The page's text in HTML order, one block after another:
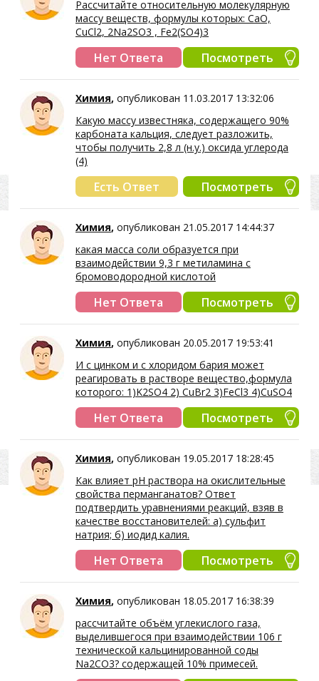
Рассчитайте относительную молекулярную
массу веществ, формулы которых: CaO,
CuCl2, 2Na2SO3 , Fe2(SO4)3
Нет Ответа Посмотреть
Химия, опубликован 11.03.2017 13:32:06
Какую массу известняка, содержащего 90%
карбоната кальция, следует разложить,
чтобы получить 2,8 л (н.у.) оксида углерода
(4)
Есть Ответ Посмотреть
Химия, опубликован 21.05.2017 14:44:37
какая масса соли образуется при
взаимодействии 9,3 г метиламина с
бромоводородной кислотой
Нет Ответа Посмотреть
Химия, опубликован 20.05.2017 19:53:41
И с цинком и с хлоридом бария может
реагировать в растворе вещество,формула
которого: 1)K2SO4 2) CuBr2 3)FeCl3 4)CuSO4
Нет Ответа Посмотреть
Химия, опубликован 19.05.2017 18:28:45
Как влияет рН раствора на окислительные
свойства перманганатов? Ответ
подтвердить уравнениями реакций, взяв в
качестве восстановителей: а) сульфит
натрия; б) иодид калия.
Нет Ответа Посмотреть
Химия, опубликован 18.05.2017 16:38:39
рассчитайте объём углекислого газа,
выделившегося при взаимодействии 106 г
технической кальцинированной соды
Na2CO3? содержащей 10% примесей.